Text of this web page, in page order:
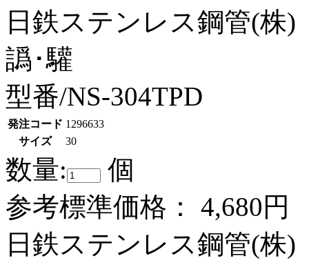
日鉄ステンレス鋼管(株)
譌･驩
型番/NS-304TPD
発注コード 1296633
サイズ
30
数量:
個
参考標準価格：
4,680円
日鉄ステンレス鋼管(株)